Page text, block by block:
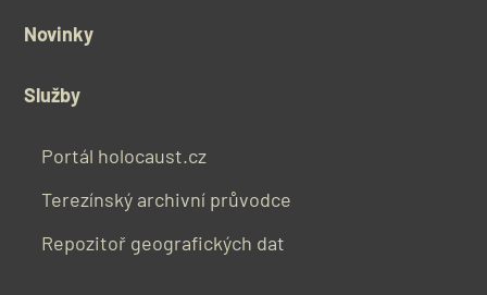
Novinky
Služby
Portál holocaust.cz
Terezínský archivní průvodce
Repozitoř geografických dat